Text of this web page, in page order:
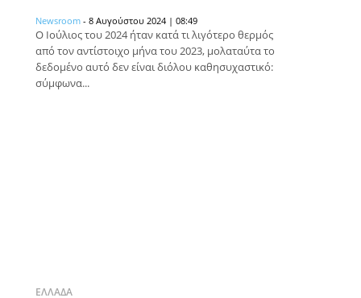
Newsroom - 8 Αυγούστου 2024 | 08:49
Ο Ιούλιος του 2024 ήταν κατά τι λιγότερο θερμός
από τον αντίστοιχο μήνα του 2023, μολαταύτα το
δεδομένο αυτό δεν είναι διόλου καθησυχαστικό:
σύμφωνα...
ΕΛΛΆΔΑ